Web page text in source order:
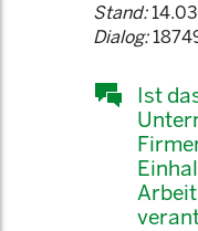
Stand:
Dialog:
Ist